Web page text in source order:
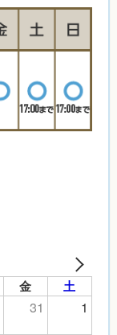
金 土
31
1